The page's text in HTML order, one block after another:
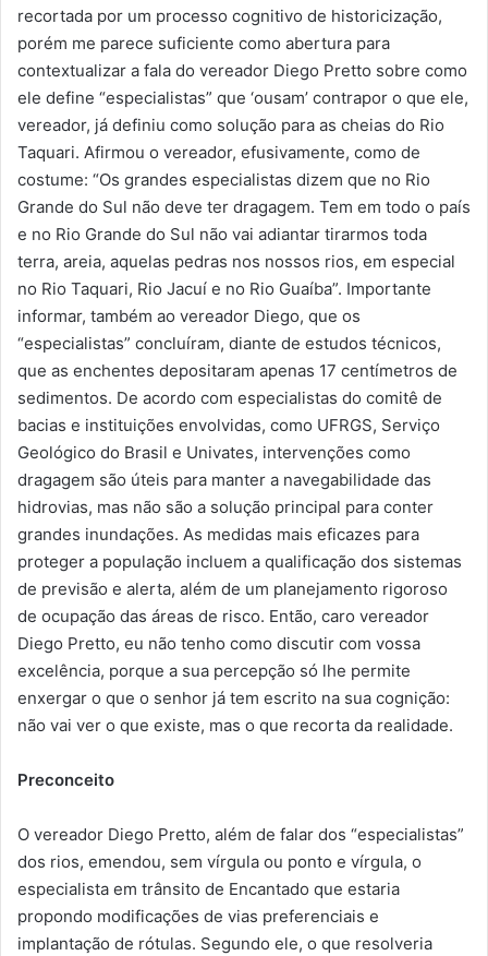
recortada por um processo cognitivo de historicização,
porém me parece suficiente como abertura para
contextualizar a fala do vereador Diego Pretto sobre como
ele define “especialistas” que ‘ousam’ contrapor o que ele,
vereador, já definiu como solução para as cheias do Rio
Taquari. Afirmou o vereador, efusivamente, como de
costume: “Os grandes especialistas dizem que no Rio
Grande do Sul não deve ter dragagem. Tem em todo o país
e no Rio Grande do Sul não vai adiantar tirarmos toda
terra, areia, aquelas pedras nos nossos rios, em especial
no Rio Taquari, Rio Jacuí e no Rio Guaíba”. Importante
informar, também ao vereador Diego, que os
“especialistas” concluíram, diante de estudos técnicos,
que as enchentes depositaram apenas 17 centímetros de
sedimentos. De acordo com especialistas do comitê de
bacias e instituições envolvidas, como UFRGS, Serviço
Geológico do Brasil e Univates, intervenções como
dragagem são úteis para manter a navegabilidade das
hidrovias, mas não são a solução principal para conter
grandes inundações. As medidas mais eficazes para
proteger a população incluem a qualificação dos sistemas
de previsão e alerta, além de um planejamento rigoroso
de ocupação das áreas de risco. Então, caro vereador
Diego Pretto, eu não tenho como discutir com vossa
excelência, porque a sua percepção só lhe permite
enxergar o que o senhor já tem escrito na sua cognição:
não vai ver o que existe, mas o que recorta da realidade.
Preconceito
O vereador Diego Pretto, além de falar dos “especialistas”
dos rios, emendou, sem vírgula ou ponto e vírgula, o
especialista em trânsito de Encantado que estaria
propondo modificações de vias preferenciais e
implantação de rótulas. Segundo ele, o que resolveria